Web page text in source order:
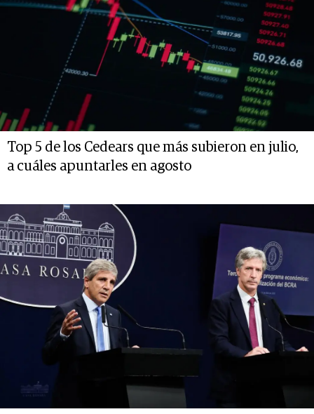
Top 5 de los Cedears que más subieron en julio,
a cuáles apuntarles en agosto